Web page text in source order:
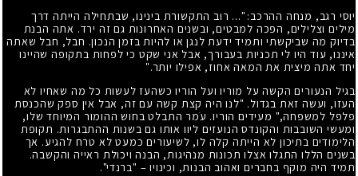
יוסי רגב, מנחה ההרכב: "... רוב התקשורת בינינו, שבתחילה הייתה דרך
מילים וצלילים, הפכה למבטים, ובשנים האחרונות גם זה ירד. אתה הבנת
בדיוק מה שביקשתי ותמיד ידעת לנגן או להיות בזמן הנכון. חבל, חבל שאתה
איננו, עוד היו לי תכניות בעבורך, אבל אני שקט כי לפחות בתקופה שהיינו
יחד אתה מיצית את המאה אחוז, אפילו יותר."
בגיל הנעורים הִקשה על מוריו ועל הוריו כשהעז לעשות כל מה שאחיו לא
העזו, ועשה זאת בגדול. "לנו היה קצת קשה עם זה, אבל אין ספק שהכנסת
פלפל למשפחה," מעידים הוריו. עֹמר התבלט בחוש ההומור המיוחד שלו,
ומעשי השובבות והקונדס הנועזים ליוו אותו גם בשנות ההתבגרות. תקופת
הלימודים בתיכון לא הייתה קלה לו, לשיעורים כמעט לא טרח להגיע. אך
בשנים הללו התגלו אצלו תכונות מנהיגות, הבנה ויכולת ראייה והקשבה.
תמיד היה מוקף בחברים ואהוב הבנות, וכינויו – "ברנדי".